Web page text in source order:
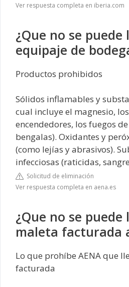
Ver respuesta completa en iberia.com
¿Que no se puede
equipaje de
Productos prohibidos
Sólidos inflamables y
cual incluye el magnesio,
encendedores, los fuegos
bengalas). Oxidantes y
(como lejías y abrasivos).
infecciosas (raticidas,
Solicitud de eliminación
Ver respuesta completa en aena.es
¿Que no se
maleta facturada
Lo que prohíbe AENA que
facturada